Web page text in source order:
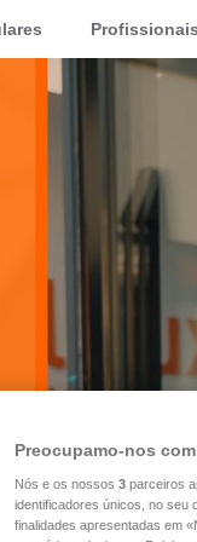
Profissionais
Preocupamo-nos
Nós e os nossos 3 parceiros
identificadores únicos, no seu
finalidades apresentadas em